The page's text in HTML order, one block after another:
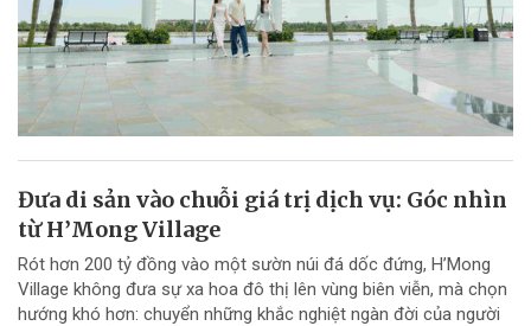
Đưa di sản vào chuỗi giá trị dịch vụ: Góc nhìn
từ H’Mong Village
Rót hơn 200 tỷ đồng vào một sườn núi đá dốc đứng, H’Mong
Village không đưa sự xa hoa đô thị lên vùng biên viễn, mà chọn
hướng khó hơn: chuyển những khắc nghiệt ngàn đời của người